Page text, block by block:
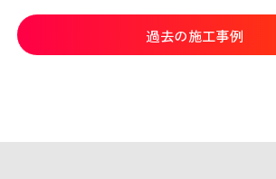
過去の施工事例